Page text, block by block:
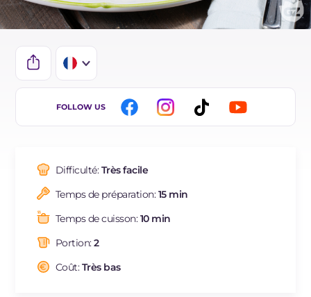
IT
BR
DE
NL
FOLLOW US
Difficulté:Très facile
Temps de préparation:15 min
Temps de cuisson:10 min
Portion:2
Coût:Très bas